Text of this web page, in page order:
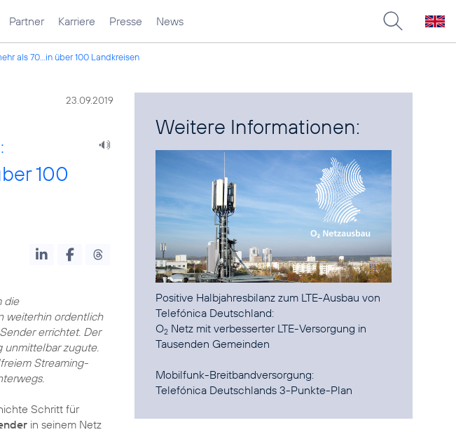
Partner Karriere Presse News
als 70...in über 100 Landkreisen
23.09.2019
100
die
weiterhin ordentlich
errichtet. Der
zugute.
Streaming-
Schritt für
in seinem Netz
Weitere Informationen:
Positive Halbjahresbilanz zum LTE-Ausbau von
O2 Netz mit verbesserter LTE-Versorgung in
Tausenden Gemeinden
Telefónica Deutschlands 3-Punkte-Plan